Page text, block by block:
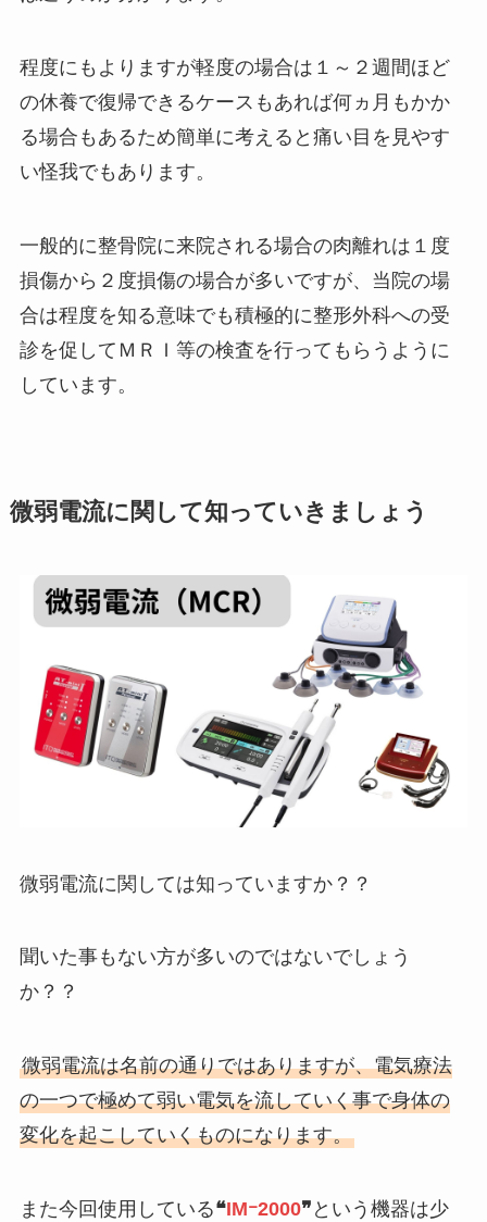
程度にもよりますが軽度の場合は１～２週間ほど
の休養で復帰できるケースもあれば何ヵ月もかか
る場合もあるため簡単に考えると痛い目を見やす
い怪我でもあります。
一般的に整骨院に来院される場合の肉離れは１度
損傷から２度損傷の場合が多いですが、当院の場
合は程度を知る意味でも積極的に整形外科への受
診を促してＭＲＩ等の検査を行ってもらうように
しています。
微弱電流に関して知っていきましょう
微弱電流に関しては知っていますか？？
聞いた事もない方が多いのではないでしょう
か？？
微弱電流は名前の通りではありますが、電気療法
の一つで極めて弱い電気を流していく事で身体の
変化を起こしていくものになります。
また今回使用している❝IMｰ2000❞ という機器は少